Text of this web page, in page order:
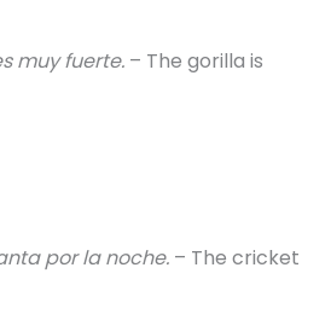
muy fuerte.– The gorilla is
por la noche.– The cricket